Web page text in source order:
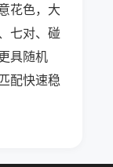
花色，大
七对、碰
具随机
配快速稳